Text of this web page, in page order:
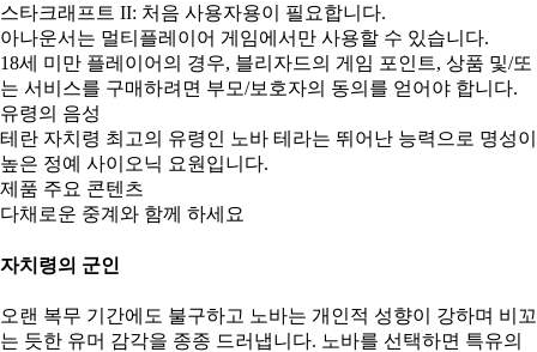
스타크래프트 II: 처음 사용자용이 필요합니다.
아나운서는 멀티플레이어 게임에서만 사용할 수 있습니다.
18세 미만 플레이어의 경우, 블리자드의 게임 포인트, 상품 및/또
는 서비스를 구매하려면 부모/보호자의 동의를 얻어야 합니다.
유령의 음성
테란 자치령 최고의 유령인 노바 테라는 뛰어난 능력으로 명성이
높은 정예 사이오닉 요원입니다.
제품 주요 콘텐츠
다채로운 중계와 함께 하세요
자치령의 군인
오랜 복무 기간에도 불구하고 노바는 개인적 성향이 강하며 비꼬
는 듯한 유머 감각을 종종 드러냅니다. 노바를 선택하면 특유의